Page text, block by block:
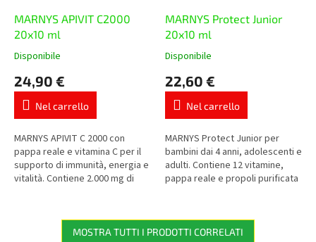
MARNYS APIVIT C2000
20x10 ml
La
media
del
prodotto
5,0
su
5
stelle.
Disponibile
24,90 €
Nel carrello
MARNYS APIVIT C 2000 con
pappa reale e vitamina C per il
supporto di immunità, energia e
vitalità. Contiene 2.000 mg di
MARNYS Protect Junior
20x10 ml
La
media
del
prodotto
5,0
su
5
stelle.
Disponibile
22,60 €
Nel carrello
MARNYS Protect Junior per
bambini dai 4 anni, adolescenti e
adulti. Contiene 12 vitamine,
pappa reale e propoli purificata
MOSTRA TUTTI I PRODOTTI CORRELATI